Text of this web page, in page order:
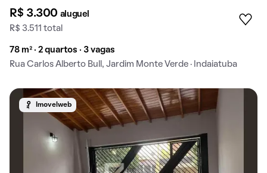
R$ 3.300 aluguel
R$ 3.511 total
78 m² · 2 quartos · 3 vagas
Rua Carlos Alberto Bull, Jardim Monte Verde · Indaiatuba
Imovelweb